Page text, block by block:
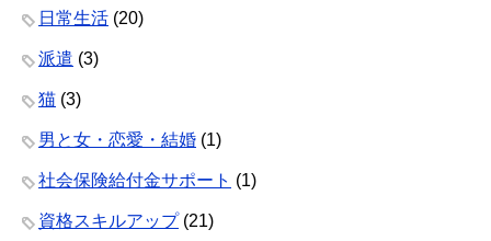
日常生活 (20)
派遣 (3)
猫 (3)
男と女・恋愛・結婚 (1)
社会保険給付金サポート (1)
資格スキルアップ(21)